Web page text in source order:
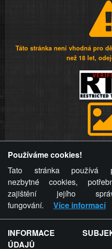
Táto stránka není vhodná pro
než 18 let,
videa a komentáře. Osoba,
stránky týče, ani osoba, která
stránku, nemůže z důvodu
komentáře pro výše
provozovateli stránky žádný
ZVRÁCENÝ.CZ - Svět
Používáme cookies!
Tato stránka používá
nezbytné cookies,
zajištění jejího
fungování.
Více informací
INFORMACE
ÚDAJŮ